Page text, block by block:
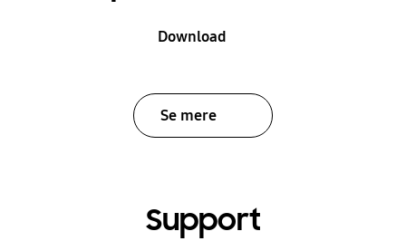
Download
Se mere
Support